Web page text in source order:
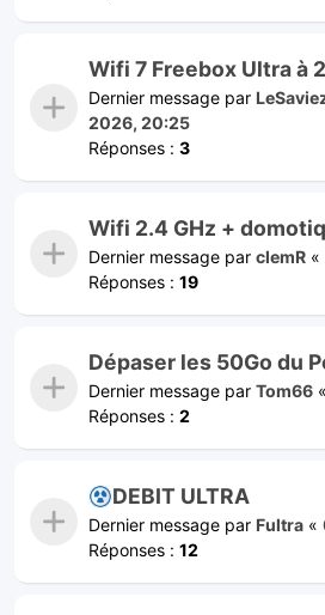
Wifi 7 Freebox Ultra à
Dernier message par
2026, 20:25
Réponses : 3
Wifi 2.4 GHz +
Dernier message par clemR «
Réponses : 19
Dépaser les 50Go du
Dernier message par Tom66 «
Réponses : 2
DEBIT ULTRA
Dernier message par Fultra «
Réponses : 12